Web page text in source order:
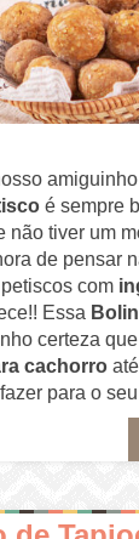
é sempre
não tiver um
de pensar
com
Essa
certeza
cachorro
para o